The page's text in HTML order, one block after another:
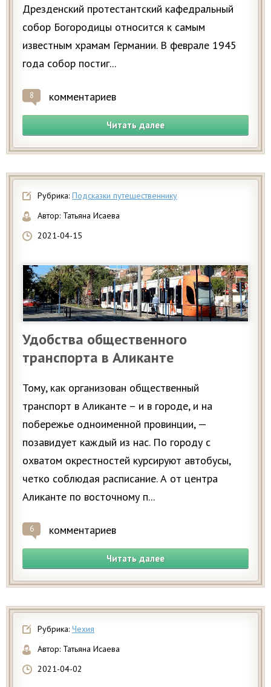
Дрезденский протестантский кафедральный
собор Богородицы относится к самым
известным храмам Германии. В феврале 1945
года собор постиг...
8 комментариев
Читать далее
Рубрика: Подсказки путешественнику
Автор: Татьяна Исаева
2021-04-15
Удобства общественного
транспорта в Аликанте
Тому, как организован общественный
транспорт в Аликанте – и в городе, и на
побережье одноименной провинции, —
позавидует каждый из нас. По городу с
охватом окрестностей курсируют автобусы,
четко соблюдая расписание. А от центра
Аликанте по восточному п...
6 комментариев
Читать далее
Рубрика: Чехия
Автор: Татьяна Исаева
2021-04-02